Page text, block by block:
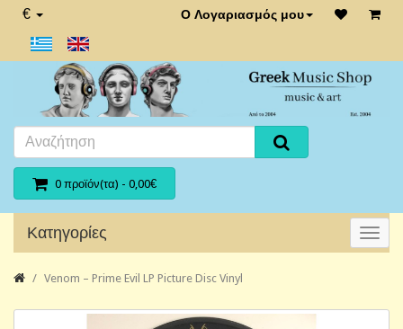
€ Ο Λογαριασμός μου
0 προϊόν(τα) - 0,00€
Κατηγορίες
Venom – Prime Evil LP Picture Disc Vinyl